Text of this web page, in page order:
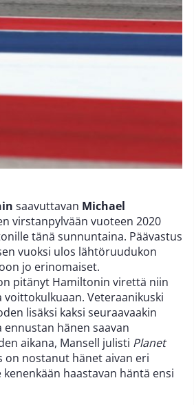
saavuttavan Michael
virstanpylvään vuoteen 2020
tänä sunnuntaina. Päävastus
vuoksi ulos lähtöruudukon
jo erinomaiset.
pitänyt Hamiltonin virettä niin
voittokulkuaan. Veteraanikuski
lisäksi kaksi seuraavaakin
hänen saavan
aikana, Mansell julisti Planet
nostanut hänet aivan eri
haastavan häntä ensi